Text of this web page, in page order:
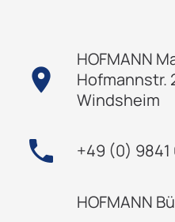
location_on
HOFMANN
Hofmannstr.
Windsheim
phone +49 (0) 9841
HOFMANN